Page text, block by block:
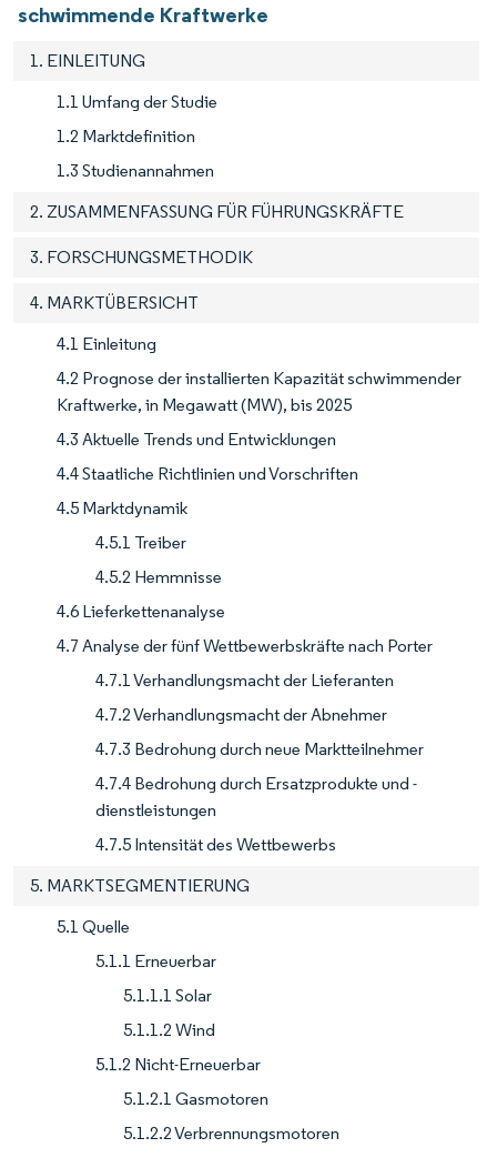
schwimmende Kraftwerke
1. EINLEITUNG
1.1 Umfang der Studie
1.2 Marktdefinition
1.3 Studienannahmen
2. ZUSAMMENFASSUNG FÜR FÜHRUNGSKRÄFTE
3. FORSCHUNGSMETHODIK
4. MARKTÜBERSICHT
4.1 Einleitung
4.2 Prognose der installierten Kapazität schwimmender
Kraftwerke, in Megawatt (MW), bis 2025
4.3 Aktuelle Trends und Entwicklungen
4.4 Staatliche Richtlinien und Vorschriften
4.5 Marktdynamik
4.5.1 Treiber
4.5.2 Hemmnisse
4.6 Lieferkettenanalyse
4.7 Analyse der fünf Wettbewerbskräfte nach Porter
4.7.1 Verhandlungsmacht der Lieferanten
4.7.2 Verhandlungsmacht der Abnehmer
4.7.3 Bedrohung durch neue Marktteilnehmer
4.7.4 Bedrohung durch Ersatzprodukte und -
dienstleistungen
4.7.5 Intensität des Wettbewerbs
5. MARKTSEGMENTIERUNG
5.1 Quelle
5.1.1 Erneuerbar
5.1.1.1 Solar
5.1.1.2 Wind
5.1.2 Nicht-Erneuerbar
5.1.2.1 Gasmotoren
5.1.2.2 Verbrennungsmotoren